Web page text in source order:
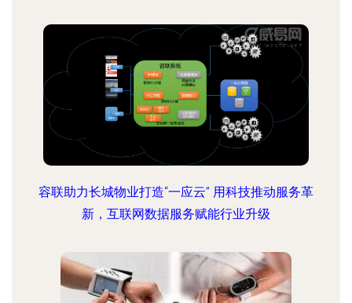
容联助力长城物业打造“一应云” 用科技推动服务革
新，互联网数据服务赋能行业升级